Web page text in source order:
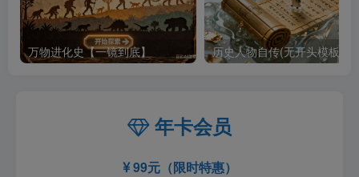
万物进化史【一镜到底】 历史人物自传(无开头模板)
年卡会员
99元（限时特惠）